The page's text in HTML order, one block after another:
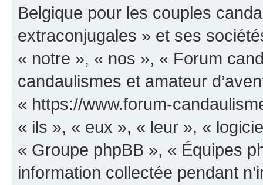
Belgique pour les couples
extraconjugales » et ses
« notre », « nos », « Forum
candaulismes et amateur
« https://www.forum-
« ils », « eux », « leur », «
« Groupe phpBB », « Équipes
information collectée pendant